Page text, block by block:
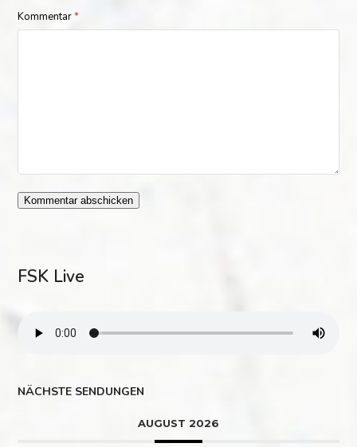
Kommentar*
FSK Live
NÄCHSTE SENDUNGEN
AUGUST 2026